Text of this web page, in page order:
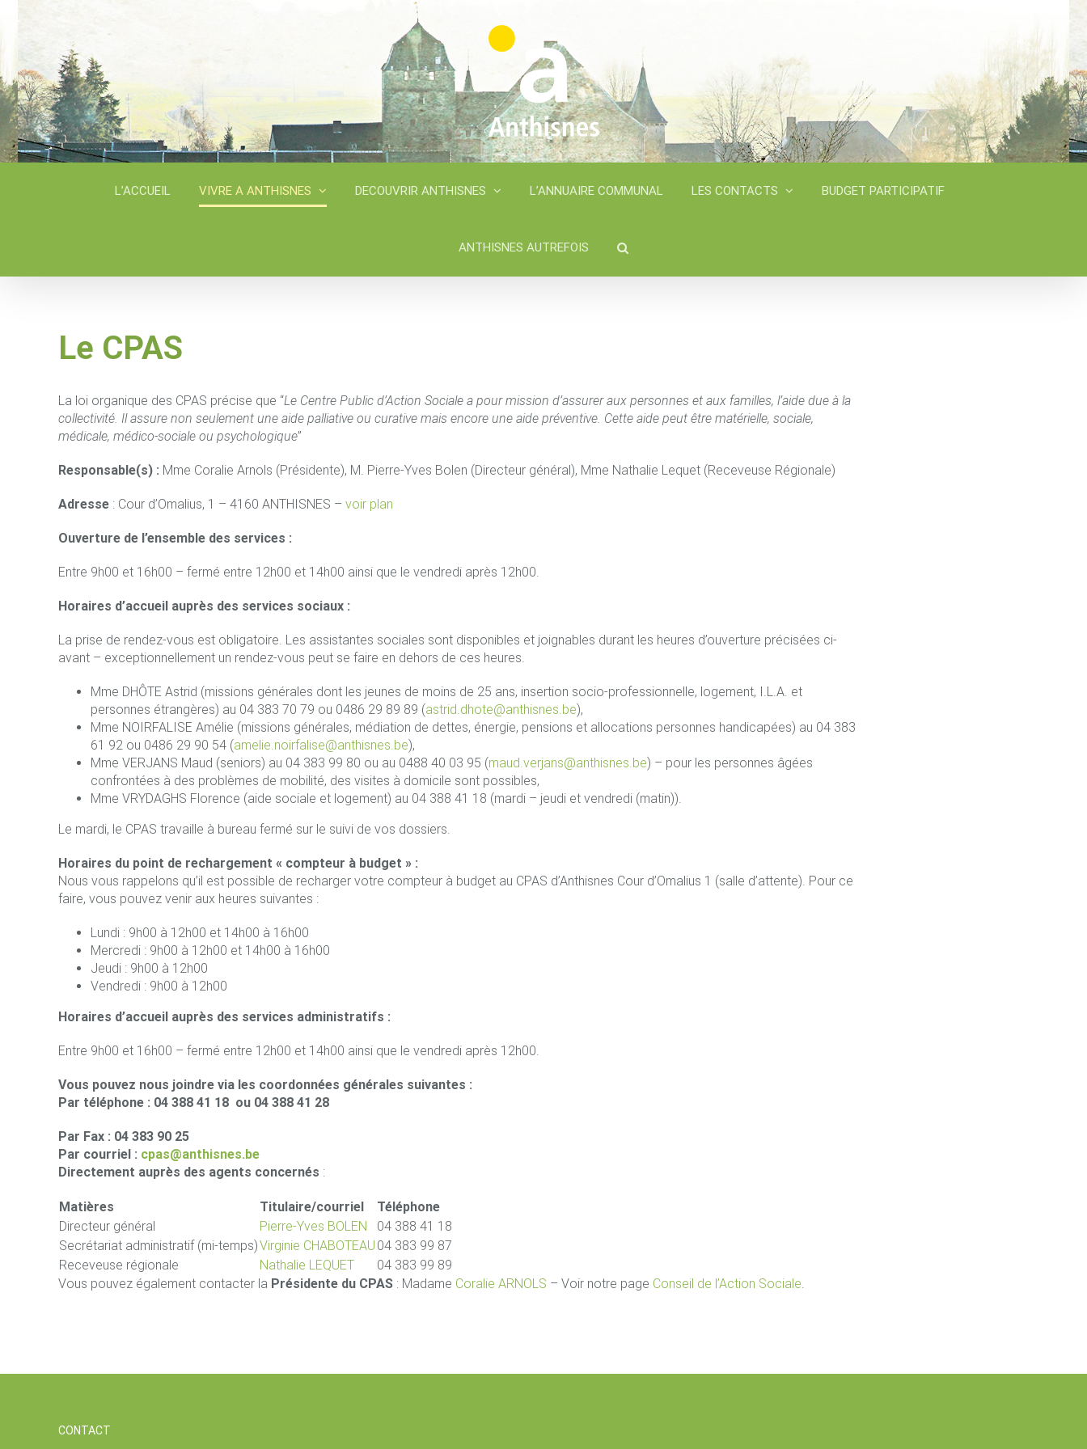
L’ACCUEIL VIVRE A ANTHISNES DECOUVRIR ANTHISNES L’ANNUAIRE COMMUNAL LES CONTACTS BUDGET PARTICIPATIF
ANTHISNES AUTREFOIS
Le CPAS
La loi organique des CPAS précise que “Le Centre Public d’Action Sociale a pour mission d’assurer aux personnes et aux familles, l’aide due à la
collectivité. Il assure non seulement une aide palliative ou curative mais encore une aide préventive. Cette aide peut être matérielle, sociale,
médicale, médico-sociale ou psychologique”
Responsable(s) : Mme Coralie Arnols (Présidente), M. Pierre-Yves Bolen (Directeur général), Mme Nathalie Lequet (Receveuse Régionale)
Adresse: Cour d’Omalius, 1 – 4160 ANTHISNES – voir plan
Ouverture de l’ensemble des services :
Entre 9h00 et 16h00 – fermé entre 12h00 et 14h00 ainsi que le vendredi après 12h00.
Horaires d’accueil auprès des services sociaux :
La prise de rendez-vous est obligatoire. Les assistantes sociales sont disponibles et joignables durant les heures d’ouverture précisées ci-
avant – exceptionnellement un rendez-vous peut se faire en dehors de ces heures.
Mme DHÔTE Astrid (missions générales dont les jeunes de moins de 25 ans, insertion socio-professionnelle, logement, I.L.A. et
personnes étrangères) au 04 383 70 79 ou 0486 29 89 89 (astrid.dhote@anthisnes.be),
Mme NOIRFALISE Amélie (missions générales, médiation de dettes, énergie, pensions et allocations personnes handicapées) au 04 383
61 92 ou 0486 29 90 54 (amelie.noirfalise@anthisnes.be),
Mme VERJANS Maud (seniors) au 04 383 99 80 ou au 0488 40 03 95 (maud.verjans@anthisnes.be) – pour les personnes âgées
confrontées à des problèmes de mobilité, des visites à domicile sont possibles,
Mme VRYDAGHS Florence (aide sociale et logement) au 04 388 41 18 (mardi – jeudi et vendredi (matin)).
Le mardi, le CPAS travaille à bureau fermé sur le suivi de vos dossiers.
Horaires du point de rechargement « compteur à budget » :
Nous vous rappelons qu’il est possible de recharger votre compteur à budget au CPAS d’Anthisnes Cour d’Omalius 1 (salle d’attente). Pour ce
faire, vous pouvez venir aux heures suivantes :
Lundi : 9h00 à 12h00 et 14h00 à 16h00
Mercredi : 9h00 à 12h00 et 14h00 à 16h00
Jeudi : 9h00 à 12h00
Vendredi : 9h00 à 12h00
Horaires d’accueil auprès des services administratifs :
Entre 9h00 et 16h00 – fermé entre 12h00 et 14h00 ainsi que le vendredi après 12h00.
Vous pouvez nous joindre via les coordonnées générales suivantes :
Par téléphone : 04 388 41 18 ou 04 388 41 28
Par Fax : 04 383 90 25
Par courriel : cpas@anthisnes.be
Directement auprès des agents concernés :
Matières Titulaire/courriel
Téléphone
Directeur général
Pierre-Yves BOLEN
04 388 41 18
Secrétariat administratif (mi-temps)Virginie CHABOTEAU 04 383 99 87
Receveuse régionale
Nathalie LEQUET
04 383 99 89
Vous pouvez également contacter la Présidente du CPAS: Madame Coralie ARNOLS – Voir notre page Conseil de l’Action Sociale
CONTACT